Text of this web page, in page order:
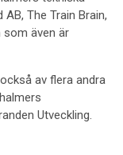
The Train Brain,
även är
av flera andra
Utveckling.